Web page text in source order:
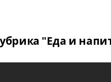
"Еда и